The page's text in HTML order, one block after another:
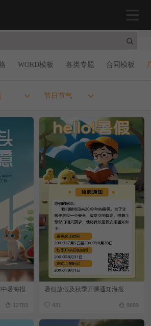
WORD模板 各类专题 合同模板
节日节气
暑海报
12783
暑假放假及秋季开课通知海报
431 9899